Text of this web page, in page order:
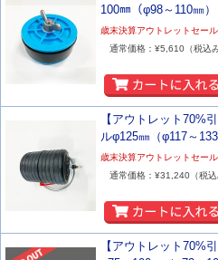
100㎜（φ98～110㎜
歳末決算アウトレットセール
通常価格：¥5,610 （税込
【アウトレット70%
ルφ125㎜（φ117～
歳末決算アウトレットセール
通常価格：¥31,240 （税込
【アウトレット70%